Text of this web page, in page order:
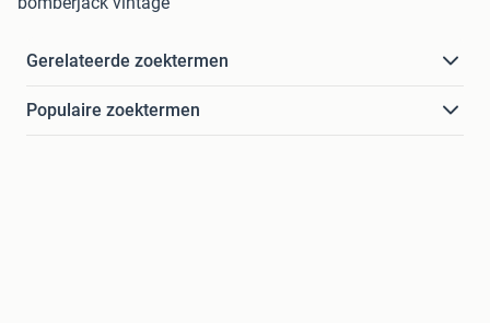
Gerelateerde zoektermen
Populaire zoektermen